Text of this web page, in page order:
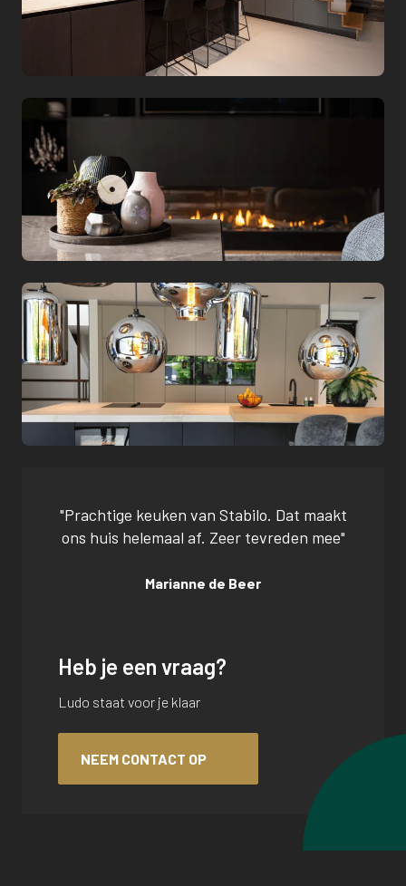
"Prachtige keuken van Stabilo. Dat maakt
ons huis helemaal af. Zeer tevreden mee"
Marianne de Beer
Heb je een vraag?
Ludo staat voor je klaar
NEEM CONTACT OP